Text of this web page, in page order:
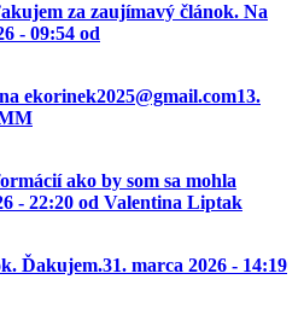
za zaujímavý článok. Na
- 09:54 od
ekorinek2025@gmail.com13.
ako by som sa mohla
- 22:20 od Valentina Liptak
Ďakujem.31. marca 2026 - 14:19